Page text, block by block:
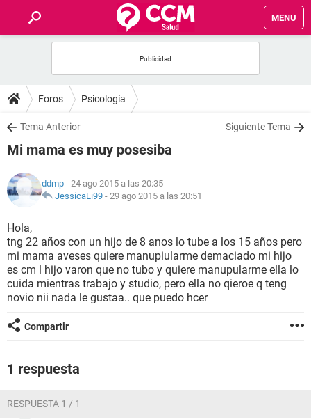
MENU
FOROS
SALUD
NUTRICIÓN
BIENESTAR
SEXUALIDAD
GLOSARIO
Foros Psicología
Tema Anterior Siguiente Tema
Mi mama es muy posesiba
ddmp - 24 ago 2015 a las 20:35
JessicaLi99 - 29 ago 2015 a las 20:51
Hola,
tng 22 años con un hijo de 8 anos lo tube a los 15 años pero
mi mama aveses quiere manupiularme demaciado mi hijo
es cm l hijo varon que no tubo y quiere manupularme ella lo
cuida mientras trabajo y studio, pero ella no qieroe q teng
novio nii nada le gustaa.. que puedo hcer
Compartir
1 respuesta
RESPUESTA 1 / 1